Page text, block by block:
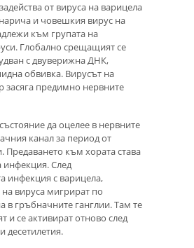
от вируса на варицела
и човешкия вирус на
към групата на
Глобално срещащият се
с двуверижна ДНК,
обвивка. Вирусът на
засяга предимно нервните
да оцелее в нервните
канал за период от
Предаването към хората става
инфекция. След
инфекция с варицела,
вируса мигрират по
в гръбначните ганглии. Там те
и се активират отново след
десетилетия.